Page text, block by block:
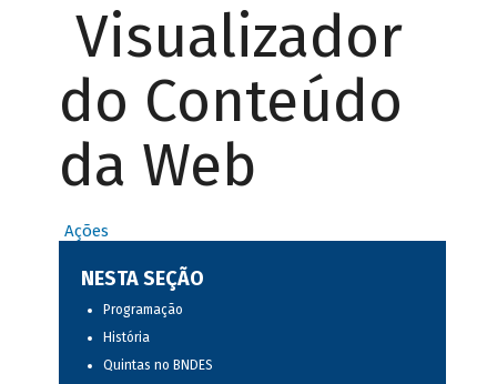
Visualizador
do Conteúdo
da Web
Ações
NESTA SEÇÃO
Programação
História
Quintas no BNDES